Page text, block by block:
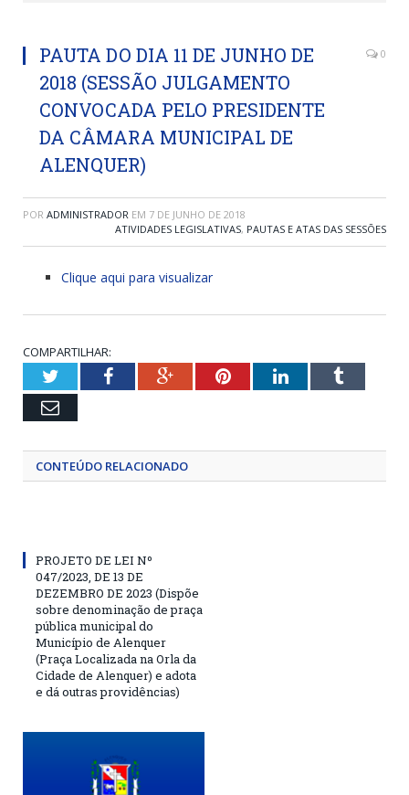
PAUTA DO DIA 11 DE JUNHO DE
2018 (SESSÃO JULGAMENTO
CONVOCADA PELO PRESIDENTE
DA CÂMARA MUNICIPAL DE
ALENQUER)
0
POR ADMINISTRADOR EM 7 DE JUNHO DE 2018
ATIVIDADES LEGISLATIVAS, PAUTAS E ATAS DAS SESSÕES
Clique aqui para visualizar
COMPARTILHAR:
TwitterFacebookGoogle+PinterestLinkedInTumblr
Email
CONTEÚDO RELACIONADO
PROJETO DE LEI Nº
047/2023, DE 13 DE
DEZEMBRO DE 2023 (Dispõe
sobre denominação de praça
pública municipal do
Município de Alenquer
(Praça Localizada na Orla da
Cidade de Alenquer) e adota
e dá outras providências)